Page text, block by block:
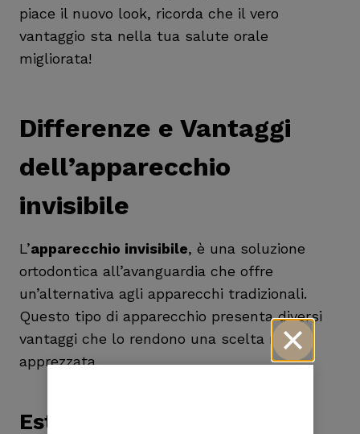
piace il nuovo look, ricorda che il vero
vantaggio sta nella tua salute orale
migliorata!
Differenze e Vantaggi
dell’apparecchio
invisibile
L’apparecchio invisibile, è una soluzione
ortodontica all’avanguardia che offre
un’alternativa agli apparecchi tradizionali.
Questo tipo di apparecchio presenta diversi
vantaggi che lo rendono una scelta molto
apprezzata.
Estetica